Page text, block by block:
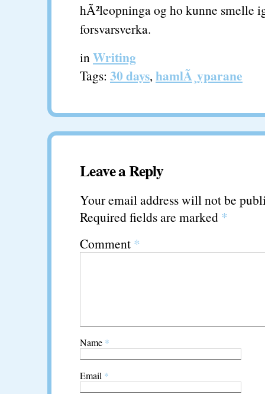
hÃ²leopninga og ho kunne smelle
forsvarsverka.
inWriting
Tags: 30 days,hamlÃ¸yparane
Leave a Reply
Your email address will not be
Required fields are marked *
Comment *
Name *
Email *